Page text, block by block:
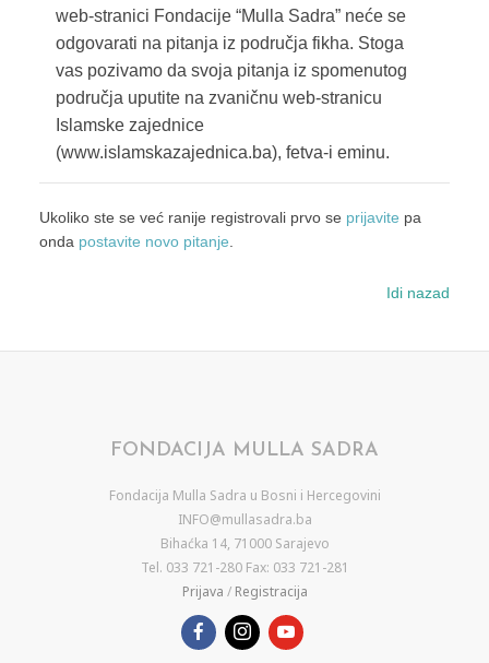
web-stranici Fondacije “Mulla Sadra” neće se
odgovarati na pitanja iz područja fikha. Stoga
vas pozivamo da svoja pitanja iz spomenutog
područja uputite na zvaničnu web-stranicu
Islamske zajednice
(www.islamskazajednica.ba), fetva-i eminu.
Ukoliko ste se već ranije registrovali prvo se prijavite pa
onda postavite novo pitanje.
Idi nazad
FONDACIJA MULLA SADRA
Fondacija Mulla Sadra u Bosni i Hercegovini
INFO@mullasadra.ba
Bihaćka 14, 71000 Sarajevo
Tel. 033 721-280 Fax: 033 721-281
Prijava / Registracija